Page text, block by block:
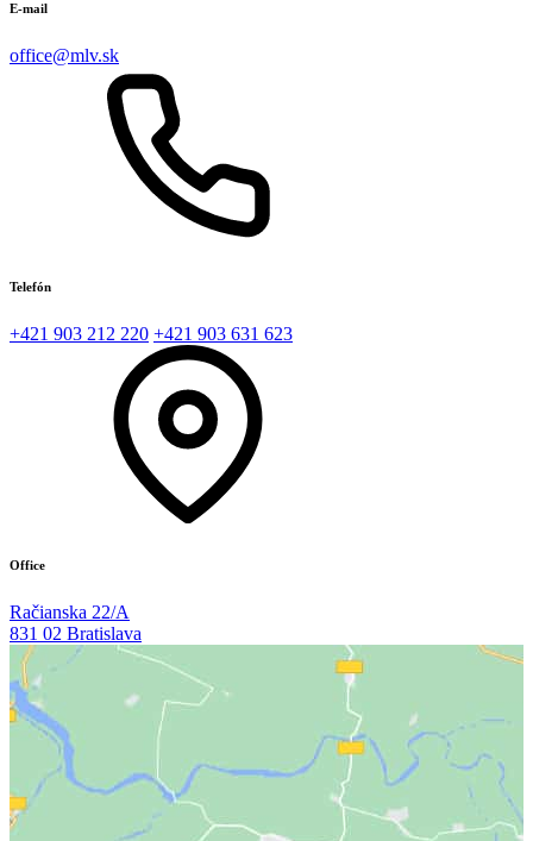
E-mail
office@mlv.sk
Telefón
+421 903 212 220 +421 903 631 623
Office
Račianska 22/A
831 02 Bratislava